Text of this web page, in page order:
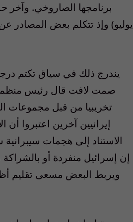
يوليو) وإذ تتكلم بعض
يندرج ذلك في سياق تكتم
صمت لافت قال رئيس منظمة
تخريبيا من قبل مجموعات
إيرانيين آخرين اعتبروا
الاستناد إلى هجمات سيبرانية
إن إسرائيل منفردة أو
ويربط البعض مسعى تقليم